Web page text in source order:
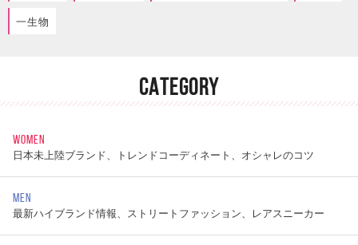
一生物
CATEGORY
WOMEN
日本未上陸ブランド、トレンドコーディネート、オシャレのコツ
MEN
最新ハイブランド情報、ストリートファッション、レアスニーカー